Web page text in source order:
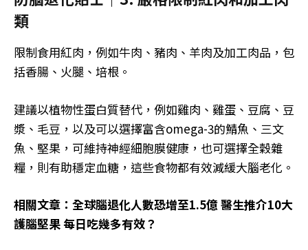
類
限制食用紅肉，例如牛肉、豬肉、羊肉及加工肉品，包
括香腸、火腿、培根。
建議以植物性蛋白質替代，例如雞肉、雞蛋、豆腐、豆
漿、毛豆，以及可以選擇富含omega-3的鯖魚、三文
魚、堅果，可維持神經細胞膜健康，也可選擇全穀雜
糧，則有助穩定血糖，這些食物都有效減緩大腦老化。
相關文章：全球腦退化人數恐增至1.5億 醫生推介10大
護腦堅果 每日吃幾多有效？